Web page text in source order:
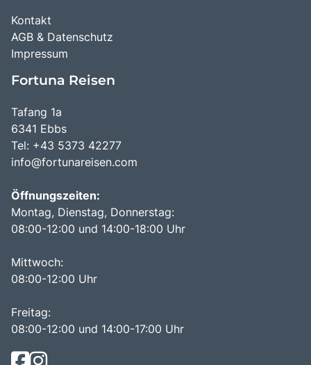
Kontakt
AGB & Datenschutz
Impressum
Fortuna Reisen
Tafang 1a
6341 Ebbs
Tel: +43 5373 42277
info@fortunareisen.com
Öffnungszeiten:
Montag, Dienstag, Donnerstag:
08:00-12:00 und 14:00-18:00 Uhr
Mittwoch:
08:00-12:00 Uhr
Freitag:
08:00-12:00 und 14:00-17:00 Uhr